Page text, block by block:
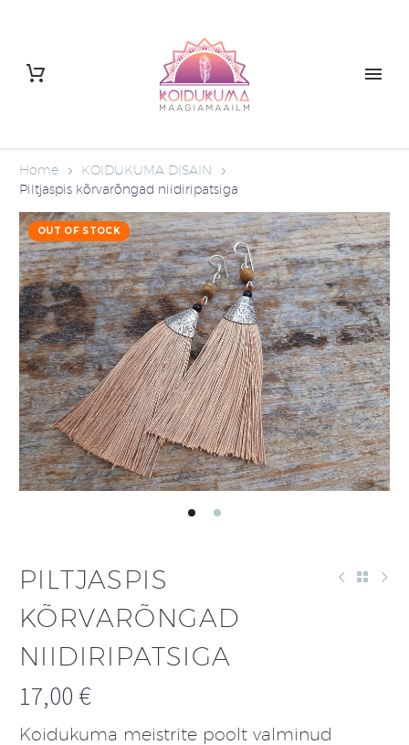
Home
KOIDUKUMA DISAIN
Piltjaspis kõrvarõngad niidiripatsiga
OUT OF STOCK
PILTJASPIS
KÕRVARÕNGAD
NIIDIRIPATSIGA
17,00 €
Koidukuma meistrite poolt valminud